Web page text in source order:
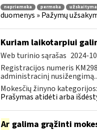
nepriemoka permoka
duomenys » Pažymų
Kuriam laikotarpiui
Web turinio sąrašas 2024-
Registracijos numeris
administracinį
Mokesčių žinyno kategorijos:
Prašymas atidėti arba
Argalima grąžinti